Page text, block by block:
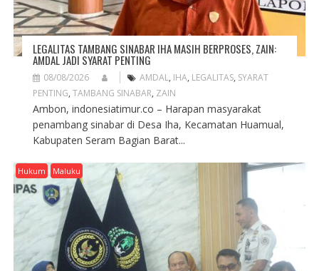
LEGALITAS TAMBANG SINABAR IHA MASIH BERPROSES, ZAIN:
AMDAL JADI SYARAT PENTING
08/08/2026 AMDAL, IHA, LEGALITAS, SYARAT
PENTING, TAMBANG SINABAR, ZAIN
Ambon, indonesiatimur.co – Harapan masyarakat
penambang sinabar di Desa Iha, Kecamatan Huamual,
Kabupaten Seram Bagian Barat...
Hukum Maluku